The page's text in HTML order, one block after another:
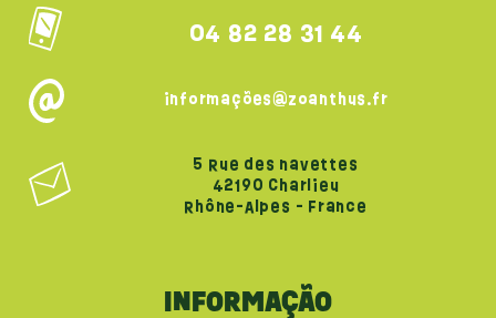
04 82 28 31 44
informações@zoanthus.fr
5 Rue des navettes
42190 Charlieu
Rhône-Alpes - France
INFORMAÇÃO